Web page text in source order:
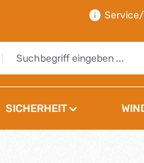
SICHERHEIT